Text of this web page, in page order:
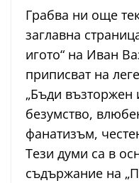
Грабва ни още
заглавна
игото“ на Иван
приписват на
„Бъди възторжен
безумство,
фанатизъм,
Тези думи са в
съдържание на